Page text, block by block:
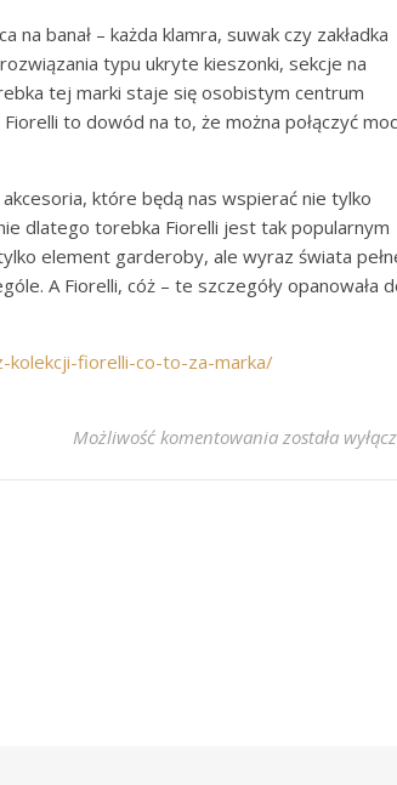
banał – każda klamra, suwak czy zakładka
typu ukryte kieszonki, sekcje na
tej marki staje się osobistym centrum
to dowód na to, że można połączyć
które będą nas wspierać nie tylko
dlatego torebka Fiorelli jest tak popularnym
element garderoby, ale wyraz świata
A Fiorelli, cóż – te szczegóły opanowała
fiorelli-co-to-za-marka/
Możliwość komentowania Torebka
została